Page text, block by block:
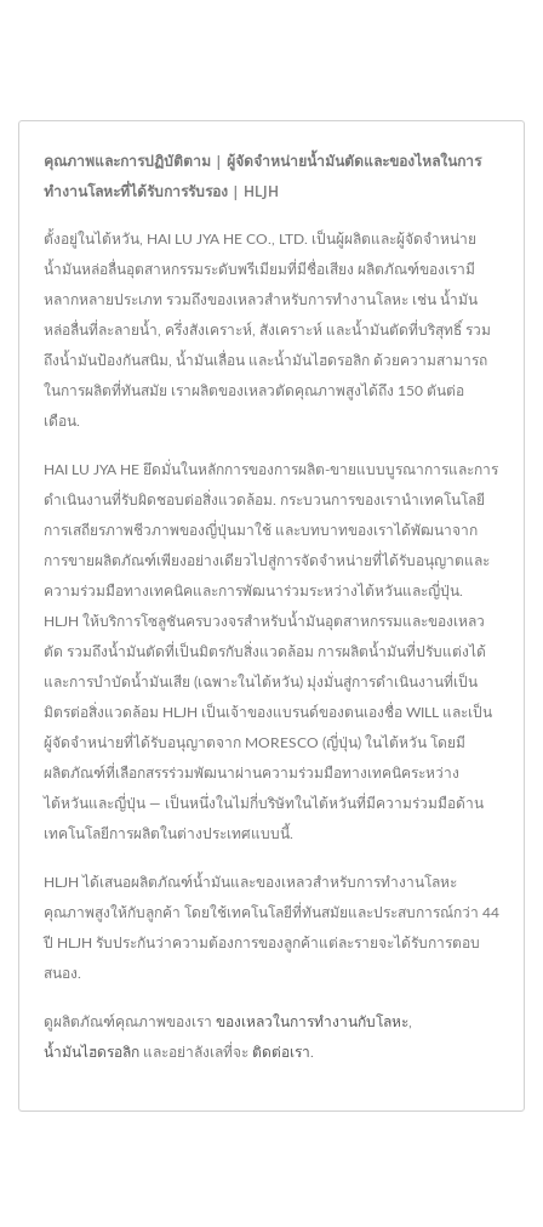
คุณภาพและการปฏิบัติตาม | ผู้จัดจำหน่ายน้ำมันตัดและของไหลในการ
ทำงานโลหะที่ได้รับการรับรอง | HLJH
ตั้งอยู่ในไต้หวัน, HAI LU JYA HE CO., LTD. เป็นผู้ผลิตและผู้จัดจำหน่าย
น้ำมันหล่อลื่นอุตสาหกรรมระดับพรีเมียมที่มีชื่อเสียง ผลิตภัณฑ์ของเรามี
หลากหลายประเภท รวมถึงของเหลวสำหรับการทำงานโลหะ เช่น น้ำมัน
หล่อลื่นที่ละลายน้ำ, ครึ่งสังเคราะห์, สังเคราะห์ และน้ำมันตัดที่บริสุทธิ์ รวม
ถึงน้ำมันป้องกันสนิม, น้ำมันเลื่อน และน้ำมันไฮดรอลิก ด้วยความสามารถ
ในการผลิตที่ทันสมัย เราผลิตของเหลวตัดคุณภาพสูงได้ถึง 150 ตันต่อ
เดือน.
HAI LU JYA HE ยึดมั่นในหลักการของการผลิต-ขายแบบบูรณาการและการ
ดำเนินงานที่รับผิดชอบต่อสิ่งแวดล้อม. กระบวนการของเรานำเทคโนโลยี
การเสถียรภาพชีวภาพของญี่ปุ่นมาใช้ และบทบาทของเราได้พัฒนาจาก
การขายผลิตภัณฑ์เพียงอย่างเดียวไปสู่การจัดจำหน่ายที่ได้รับอนุญาตและ
ความร่วมมือทางเทคนิคและการพัฒนาร่วมระหว่างไต้หวันและญี่ปุ่น.
HLJH ให้บริการโซลูชันครบวงจรสำหรับน้ำมันอุตสาหกรรมและของเหลว
ตัด รวมถึงน้ำมันตัดที่เป็นมิตรกับสิ่งแวดล้อม การผลิตน้ำมันที่ปรับแต่งได้
และการบำบัดน้ำมันเสีย (เฉพาะในไต้หวัน) มุ่งมั่นสู่การดำเนินงานที่เป็น
มิตรต่อสิ่งแวดล้อม HLJH เป็นเจ้าของแบรนด์ของตนเองชื่อ WILL และเป็น
ผู้จัดจำหน่ายที่ได้รับอนุญาตจาก MORESCO (ญี่ปุ่น) ในไต้หวัน โดยมี
ผลิตภัณฑ์ที่เลือกสรรร่วมพัฒนาผ่านความร่วมมือทางเทคนิคระหว่าง
ไต้หวันและญี่ปุ่น — เป็นหนึ่งในไม่กี่บริษัทในไต้หวันที่มีความร่วมมือด้าน
เทคโนโลยีการผลิตในต่างประเทศแบบนี้.
HLJH ได้เสนอผลิตภัณฑ์น้ำมันและของเหลวสำหรับการทำงานโลหะ
คุณภาพสูงให้กับลูกค้า โดยใช้เทคโนโลยีที่ทันสมัยและประสบการณ์กว่า 44
ปี HLJH รับประกันว่าความต้องการของลูกค้าแต่ละรายจะได้รับการตอบ
สนอง.
ดูผลิตภัณฑ์คุณภาพของเรา ของเหลวในการทำงานกับโลหะ
น้ำมันไฮดรอลิก และอย่าลังเลที่จะ ติดต่อเรา